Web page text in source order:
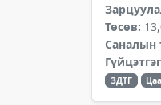
Төсөв:
Саналын
ЗДТГ